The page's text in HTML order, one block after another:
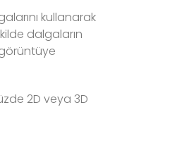
kullanarak
dalgaların
2D veya 3D